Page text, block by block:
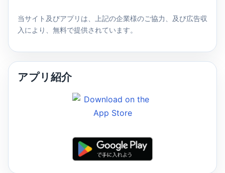
当サイト及びアプリは、上記の企業様のご協力、及び広告収
入により、無料で提供されています。
アプリ紹介